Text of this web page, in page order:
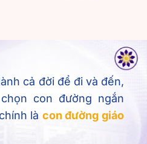
cả đời để đi và đến,
con đường ngắn
làcon đường giáo
lại ở giảng đường
của giáo dục chỉ thực